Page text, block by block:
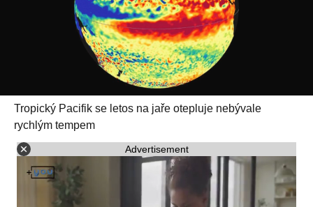
Tropický Pacifik se letos na jaře otepluje nebývale
rychlým tempem
Advertisement